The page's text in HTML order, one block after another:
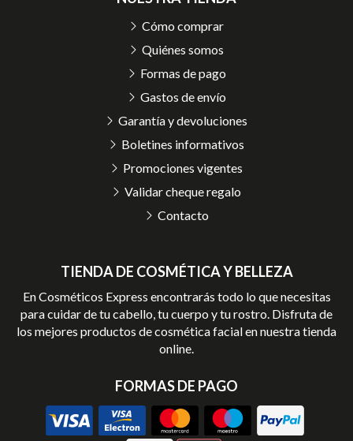
TIENDA DE COSMÉTICA Y BELLEZA
En Cosméticos Express encontrarás todo lo que necesitas
para cuidar de tu cabello, tu cuerpo y tu rostro. Disfruta de
los mejores productos de cosmética facial en nuestra tienda
online.
FORMAS DE PAGO
Cómo comprar
Quiénes somos
Formas de pago
Gastos de envío
Garantía y devoluciones
Boletines informativos
Promociones vigentes
Validar cheque regalo
Contacto